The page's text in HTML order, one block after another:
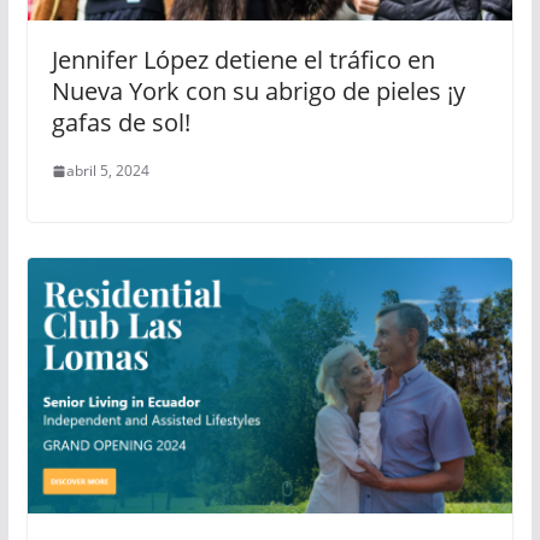
Jennifer López detiene el tráfico en
Nueva York con su abrigo de pieles ¡y
gafas de sol!
abril 5, 2024